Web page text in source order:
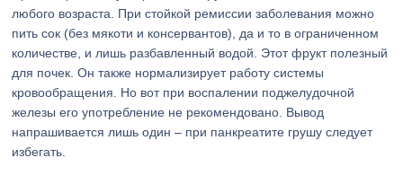
любого возраста. При стойкой ремиссии заболевания можно
пить сок (без мякоти и консервантов), да и то в ограниченном
количестве, и лишь разбавленный водой. Этот фрукт полезный
для почек. Он также нормализирует работу системы
кровообращения. Но вот при воспалении поджелудочной
железы его употребление не рекомендовано. Вывод
напрашивается лишь один – при панкреатите грушу следует
избегать.